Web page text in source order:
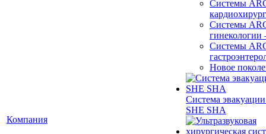
Компания
Системы
Системы
гинекологии
Системы
Новое
Система
SHE SHA